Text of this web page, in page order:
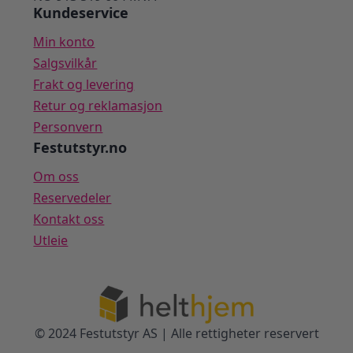
Kundeservice
Min konto
Salgsvilkår
Frakt og levering
Retur og reklamasjon
Personvern
Festutstyr.no
Om oss
Reservedeler
Kontakt oss
Utleie
© 2024 Festutstyr AS | Alle rettigheter reservert